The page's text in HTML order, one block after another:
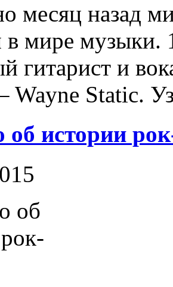
месяц назад
в мире музыки.
гитарист и
Wayne Static.
об истории